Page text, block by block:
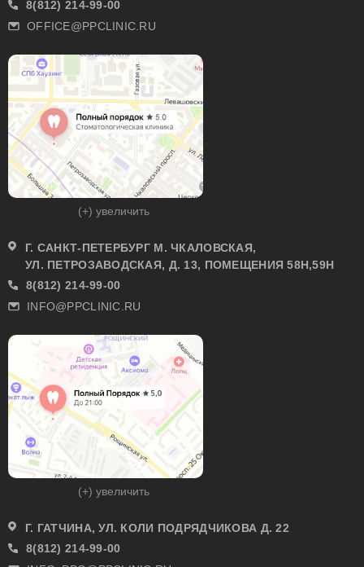
8(812) 214-99-00
OFFICE@PPCLINIC.RU
(+) увеличить
Г. САНКТ-ПЕТЕРБУРГ М. ЧКАЛОВСКАЯ,
УЛ. ПЕТРОЗАВОДСКАЯ, Д. 13, ПОМЕЩЕНИЯ 58Н,59Н
8(812) 214-99-00
INFO@PPCLINIC.RU
(+) увеличить
Г. ГАТЧИНА, УЛ. КОЛИ ПОДРЯДЧИКОВА Д. 22
8(812) 214-99-00